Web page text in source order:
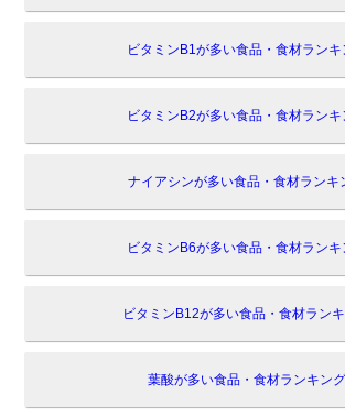
ビタミンB1が多い食品・食材ランキ
ビタミンB2が多い食品・食材ランキ
ナイアシンが多い食品・食材ランキ
ビタミンB6が多い食品・食材ランキ
ビタミンB12が多い食品・食材ラン
葉酸が多い食品・食材ランキング